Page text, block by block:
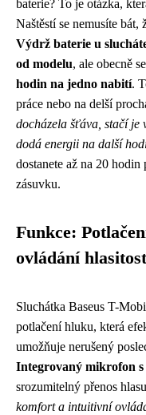
baterie? To je otázka,
Naštěstí se nemusíte bát,
Výdrž baterie u
od modelu, ale obecně
hodin na jedno nabití.
práce nebo na delší
docházela šťáva, stačí je
dodá energii na další
dostanete až na 20
zásuvku.
Funkce:
ovládání
Sluchátka Baseus T-
potlačení hluku, která
umožňuje nerušený
Integrovaný mikrofon
srozumitelný přenos
komfort a intuitivní